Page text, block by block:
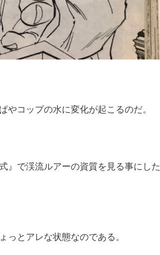
コップの水に変化が起こるのだ。
』で渓流ルアーの資質を見る事にした
っとアレな状態なのである。